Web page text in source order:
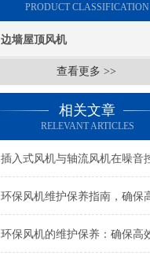
PRODUCT CLASSIFICATION
边墙屋顶风机
查看更多 >>
相关文章
RELEVANT ARTICLES